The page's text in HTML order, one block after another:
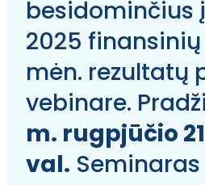
besidominčius
2025 finansinių
mėn. rezultatų
vebinare.
m. rugpjūčio
val.